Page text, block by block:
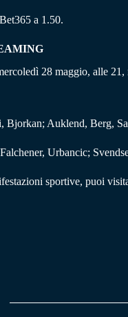
a 1.50.
28 maggio, alle
Bjorkan; Auklend, Berg,
Urbancic;
sportive, puoi